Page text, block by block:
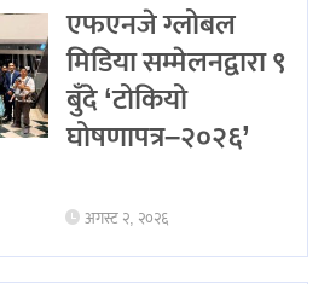
एफएनजे ग्लोबल
मिडिया सम्मेलनद्वारा ९
बुँदे ‘टोकियो
घोषणापत्र–२०२६’
अगस्ट २, २०२६